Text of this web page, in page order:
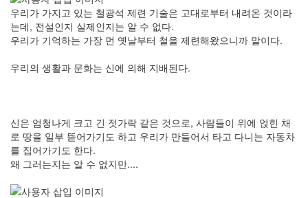
우리가 가지고 있는 철광석 제련 기술은 고대로부터 내려온 것이라
는데, 전설인지 실제인지는 알 수 없다.
우리가 기억하는 가장 먼 옛날부터 철을 제련해왔으니까 말이다.
우리의 생활과 문화는 신에 의해 지배된다.
신은 엄청나게 크고 긴 젓가락 같은 것으로, 사람들이 위에 얹힌 채
로 땅을 일부 뜯어가기도 하고 우리가 만들어서 타고 다니는 자동차
를 집어가기도 한다.
왜 그러는지는 알 수 없지만....